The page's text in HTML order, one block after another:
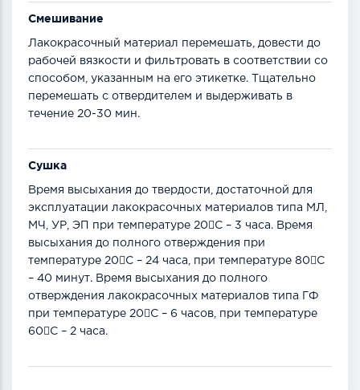
Смешивание
Лакокрасочный материал перемешать, довести до
рабочей вязкости и фильтровать в соответствии со
способом, указанным на его этикетке. Тщательно
перемешать с отвердителем и выдерживать в
течение 20-30 мин.
Сушка
Время высыхания до твердости, достаточной для
эксплуатации лакокрасочных материалов типа МЛ,
МЧ, УР, ЭП при температуре 20С – 3 часа. Время
высыхания до полного отверждения при
температуре 20С – 24 часа, при температуре 80С
– 40 минут. Время высыхания до полного
отверждения лакокрасочных материалов типа ГФ
при температуре 20С – 6 часов, при температуре
60С – 2 часа.